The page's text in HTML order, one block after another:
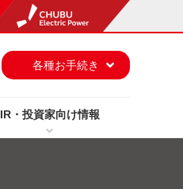
IR・投資家向け情報
各種お手続き